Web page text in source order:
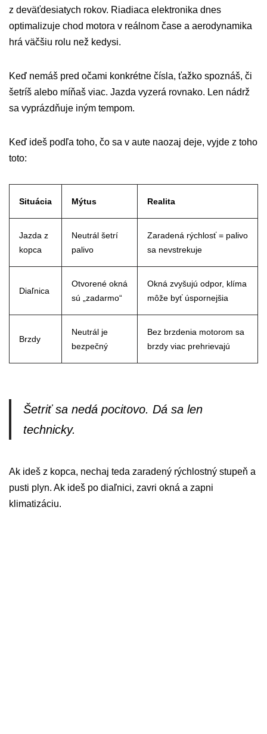
z deväťdesiatych rokov. Riadiaca elektronika dnes
optimalizuje chod motora v reálnom čase a aerodynamika
hrá väčšiu rolu než kedysi.
Keď nemáš pred očami konkrétne čísla, ťažko spoznáš, či
šetríš alebo míňaš viac. Jazda vyzerá rovnako. Len nádrž
sa vyprázdňuje iným tempom.
Keď ideš podľa toho, čo sa v aute naozaj deje, vyjde z toho
toto:
Situácia Mýtus Realita
Jazda z
kopca
Neutrál šetrí
palivo
Zaradená rýchlosť = palivo
sa nevstrekuje
Diaľnica
Otvorené okná
sú „zadarmo“
Okná zvyšujú odpor, klíma
môže byť úspornejšia
Brzdy
Neutrál je
bezpečný
Bez brzdenia motorom sa
brzdy viac prehrievajú
Šetriť sa nedá pocitovo. Dá sa len
technicky.
Ak ideš z kopca, nechaj teda zaradený rýchlostný stupeň a
pusti plyn. Ak ideš po diaľnici, zavri okná a zapni
klimatizáciu.